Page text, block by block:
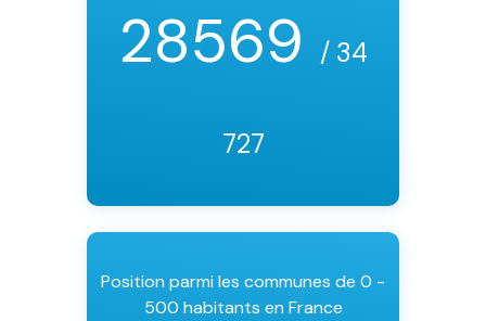
28569 / 34
727
Position parmi les communes de 0 -
500 habitants en France